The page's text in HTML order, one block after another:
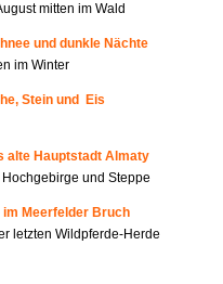
mitten im Wald
und dunkle Nächte
im Winter
Stein und Eis
alte Hauptstadt Almaty
und Steppe
im Meerfelder Bruch
letzten Wildpferde-Herde